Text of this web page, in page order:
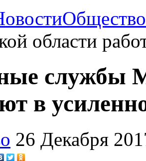
Общество
области
службы
в
26 Декабря